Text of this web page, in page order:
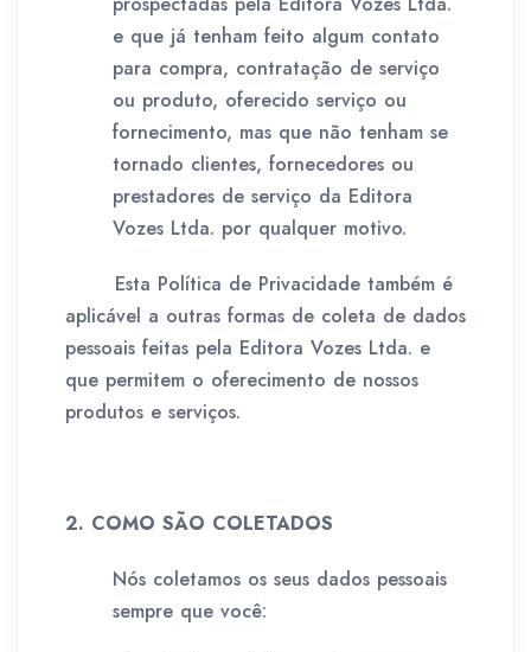
e que já tenham feito algum contato
para compra, contratação de serviço
ou produto, oferecido serviço ou
fornecimento, mas que não tenham se
tornado clientes, fornecedores ou
prestadores de serviço da Editora
Vozes Ltda. por qualquer motivo.
Esta Política de Privacidade também é
aplicável a outras formas de coleta de dados
pessoais feitas pela Editora Vozes Ltda. e
que permitem o oferecimento de nossos
produtos e serviços.
2. COMO SÃO COLETADOS
Nós coletamos os seus dados pessoais
sempre que você: